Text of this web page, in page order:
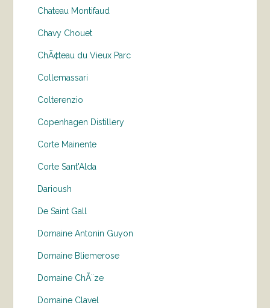
Chateau Montifaud
Chavy Chouet
ChÃ¢teau du Vieux Parc
Collemassari
Colterenzio
Copenhagen Distillery
Corte Mainente
Corte Sant'Alda
Darioush
De Saint Gall
Domaine Antonin Guyon
Domaine Bliemerose
Domaine ChÃ¨ze
Domaine Clavel